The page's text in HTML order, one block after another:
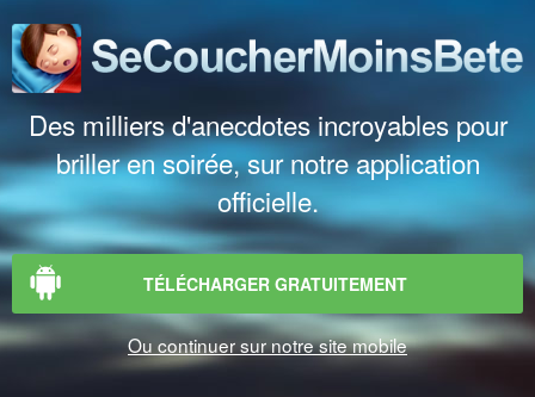
Des milliers d'anecdotes incroyables pour
briller en soirée, sur notre application
officielle.
TÉLÉCHARGER GRATUITEMENT
Ou continuer sur notre site mobile